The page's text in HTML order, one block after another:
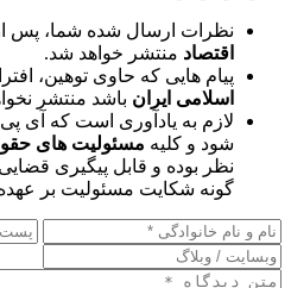
نظرات ارسال شده شما، پس
اقتصاد منتشر خواهد شد.
پیام هایی که حاوی توهین،
اسلامی ایران باشد منتشر
لازم به یادآوری است که
شود و کلیه مسئولیت های
نظر بوده و قابل پیگیری
گونه شکایت مسئولیت بر